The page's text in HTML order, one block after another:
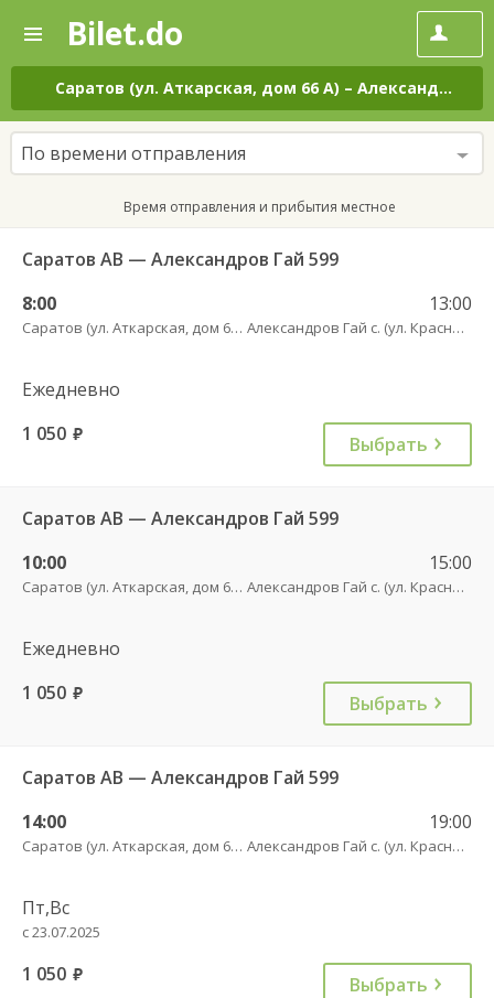
—
Поиск
и
покупка
билетов
на
автобус
онлайн
Bilet.do
Саратов (ул. Аткарская, дом 66 А) – Александров Гай с. (ул. Красного Бойца, 53)
По времени отправления
Время отправления и прибытия местное
Саратов АВ — Александров Гай 599
8:00
Саратов (ул. Аткарская, дом 66 А)
13:00
Александров Гай с. (ул. Красного Бойца, 53)
Ежедневно
1 050 руб. Выбрать
Саратов АВ — Александров Гай 599
10:00
Саратов (ул. Аткарская, дом 66 А)
15:00
Александров Гай с. (ул. Красного Бойца, 53)
Ежедневно
1 050 руб. Выбрать
Саратов АВ — Александров Гай 599
14:00
Саратов (ул. Аткарская, дом 66 А)
19:00
Александров Гай с. (ул. Красного Бойца, 53)
Пт,Вс
с 23.07.2025
1 050 руб. Выбрать